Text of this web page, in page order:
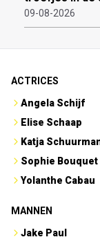
09-08-2026
ACTRICES
Angela Schijf
Elise Schaap
Katja
Sophie Bouquet
Yolanthe Cabau
MANNEN
Jake Paul